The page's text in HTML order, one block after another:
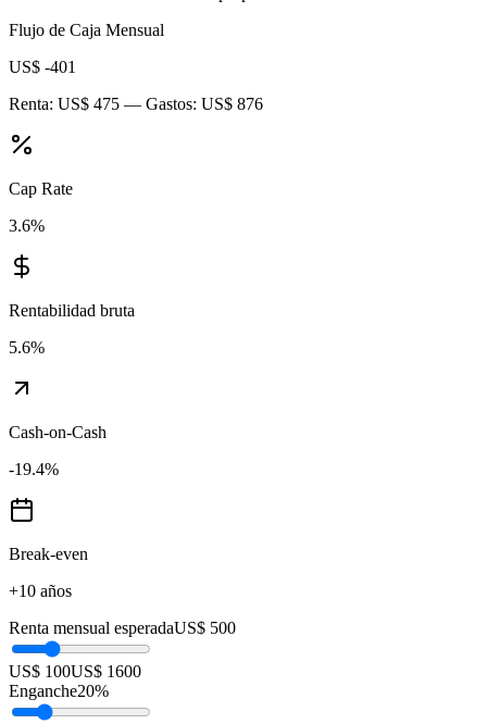
Flujo de Caja Mensual
US$ -401
Renta: US$ 475 — Gastos: US$ 876
Cap Rate
3.6%
Rentabilidad bruta
5.6%
Cash-on-Cash
-19.4%
Break-even
+10 años
Renta mensual esperadaUS$ 500
US$ 100US$ 1600
Enganche20%